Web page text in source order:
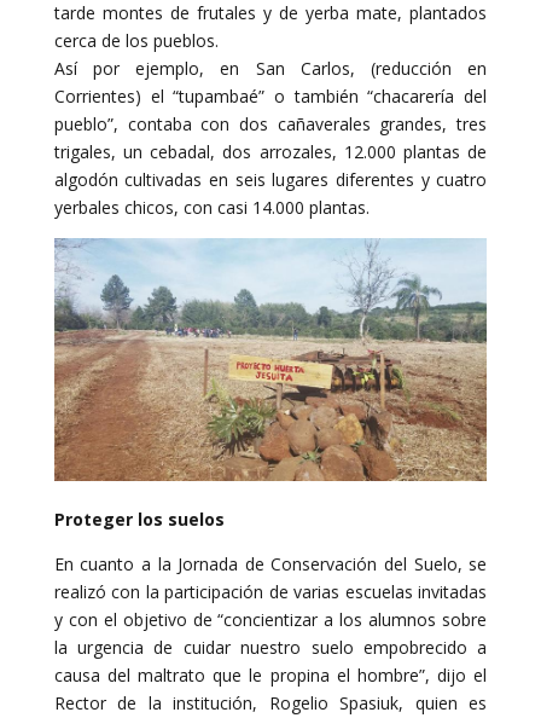
tarde montes de frutales y de yerba mate, plantados
cerca de los pueblos.
Así por ejemplo, en San Carlos, (reducción en
Corrientes) el “tupambaé” o también “chacarería del
pueblo”, contaba con dos cañaverales grandes, tres
trigales, un cebadal, dos arrozales, 12.000 plantas de
algodón cultivadas en seis lugares diferentes y cuatro
yerbales chicos, con casi 14.000 plantas.
Proteger los suelos
En cuanto a la Jornada de Conservación del Suelo, se
realizó con la participación de varias escuelas invitadas
y con el objetivo de “concientizar a los alumnos sobre
la urgencia de cuidar nuestro suelo empobrecido a
causa del maltrato que le propina el hombre”, dijo el
Rector de la institución, Rogelio Spasiuk, quien es